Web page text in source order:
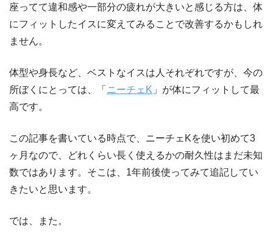
座ってて違和感や一部分の疲れが大きいと感じる方は、体
にフィットしたイスに変えてみることで改善するかもしれ
ません。
体型や身長など、ベストなイスは人それぞれですが、今の
所ぼくにとっては、「 ニーチェK 」が体にフィットして最
高です。
この記事を書いている時点で、ニーチェKを使い初めて3
ヶ月なので、どれくらい長く使えるかの耐久性はまだ未知
数ではあります。そこは、1年前後使ってみて追記してい
きたいと思います。
では、また。